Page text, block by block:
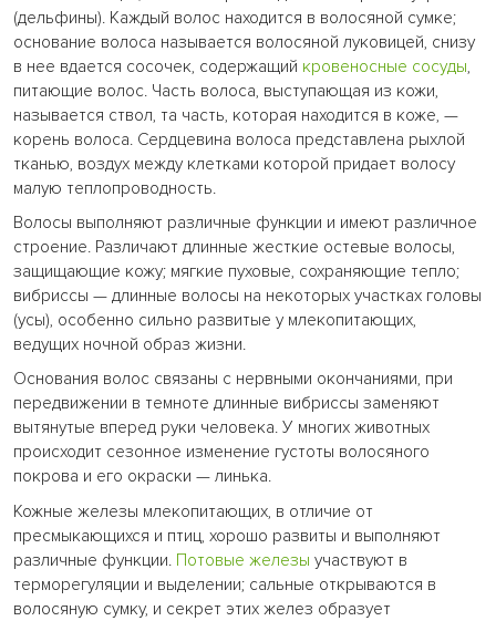
(дельфины). Каждый волос находится в волосяной сумке;
основание волоса называется волосяной луковицей, снизу
в нее вдается сосочек, содержащий кровеносные сосуды,
питающие волос. Часть волоса, выступающая из кожи,
называется ствол, та часть, которая находится в коже, —
корень волоса. Сердцевина волоса представлена рыхлой
тканью, воздух между клетками которой придает волосу
малую теплопроводность.
Волосы выполняют различные функции и имеют различное
строение. Различают длинные жесткие остевые волосы,
защищающие кожу; мягкие пуховые, сохраняющие тепло;
вибриссы — длинные волосы на некоторых участках головы
(усы), особенно сильно развитые у млекопитающих,
ведущих ночной образ жизни.
Основания волос связаны с нервными окончаниями, при
передвижении в темноте длинные вибриссы заменяют
вытянутые вперед руки человека. У многих животных
происходит сезонное изменение густоты волосяного
покрова и его окраски — линька.
Кожные железы млекопитающих, в отличие от
пресмыкающихся и птиц, хорошо развиты и выполняют
различные функции. Потовые железы участвуют в
терморегуляции и выделении; сальные открываются в
волосяную сумку, и секрет этих желез образует